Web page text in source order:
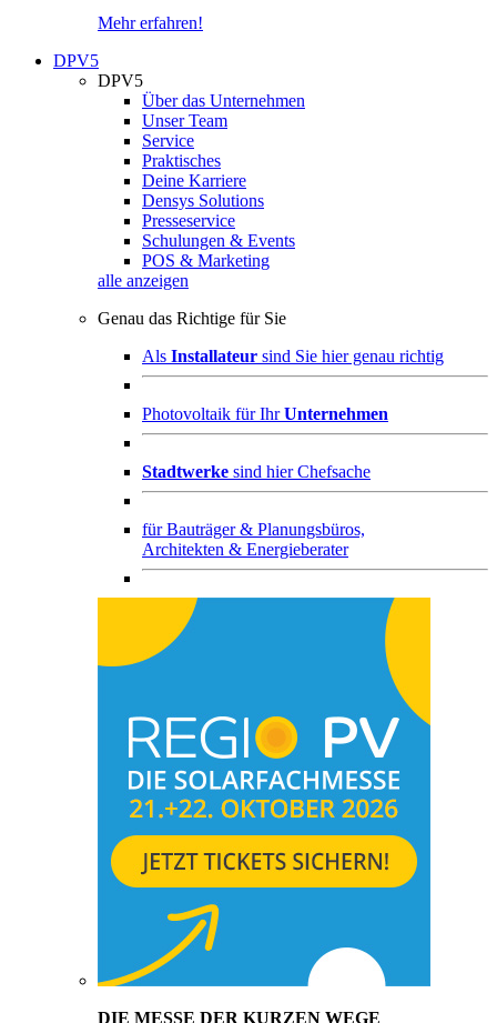
Mehr erfahren!
DPV5
DPV5
Über das Unternehmen
Unser Team
Service
Praktisches
Deine Karriere
Densys Solutions
Presseservice
Schulungen & Events
POS & Marketing
alle anzeigen
Genau das Richtige für Sie
Als Installateur sind Sie hier genau richtig
Photovoltaik für IhrUnternehmen
Stadtwerke sind hier Chefsache
fürBauträger & Planungsbüros,
Architekten & Energieberater
DIE MESSE DER KURZEN WEGE